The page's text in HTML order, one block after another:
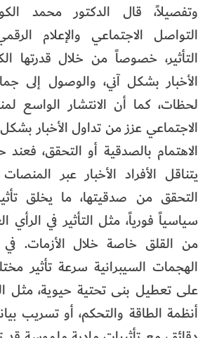
وتفصيلاً، قال الدكتور محمد
التواصل الاجتماعي والإعلام
التأثير، خصوصاً من خلال قدرتها
الأخبار بشكل آني، والوصول إلى
لحظات، كما أن الانتشار الواسع
الاجتماعي عزز من تداول الأخبار
الاهتمام بالصدقية أو التحقق،
يتناقل الأفراد الأخبار عبر
التحقق من صدقيتها، ما يخلق
سياسياً فورياً، مثل التأثير في الرأي
من القلق خاصة خلال الأزمات. في
الهجمات السيبرانية سرعة تأثير
على تعطيل بنى تحتية حيوية، مثل
أنظمة الطاقة والتحكم، أو تسريب